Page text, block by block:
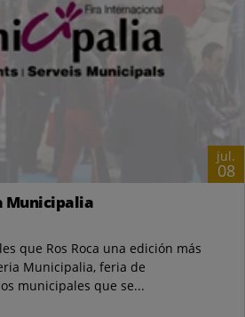
jul.
08
Municipalia
que Ros Roca una edición más
Municipalia, feria de
municipales que se...